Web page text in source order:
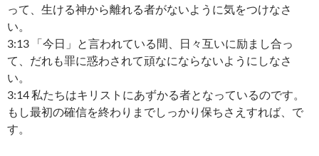
って、生ける神から離れる者がないように気をつけなさ
い。
3:13 「今日」と言われている間、日々互いに励まし合っ
て、だれも罪に惑わされて頑なにならないようにしなさ
い。
3:14 私たちはキリストにあずかる者となっているのです。
もし最初の確信を終わりまでしっかり保ちさえすれば、で
す。